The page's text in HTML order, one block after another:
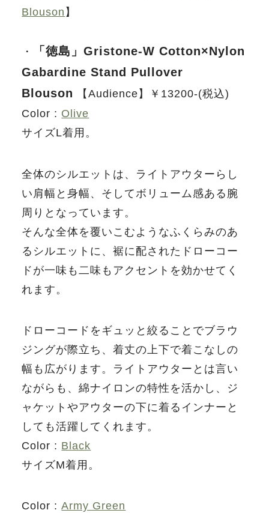
Blouson 】
・
「徳島」Gristone-W Cotton×Nylon
Gabardine Stand Pullover
Blouson
【Audience】￥13200-(税込)
Color : Olive
サイズL着用。
全体のシルエットは、ライトアウターらし
い肩幅と身幅、そしてボリューム感ある腕
周りとなっています。
そんな全体を覆いこむようなふくらみのあ
るシルエットに、裾に配されたドローコー
ドが一味も二味もアクセントを効かせてく
れます。
ドローコードをギュッと絞ることでブラウ
ジングが際立ち、着丈の上下で着こなしの
幅も広がります。ライトアウターとは言い
ながらも、綿ナイロンの特性を活かし、ジ
ャケットやアウターの下に着るインナーと
しても活躍してくれます。
Color : Black
サイズM着用。
Color :Army Green